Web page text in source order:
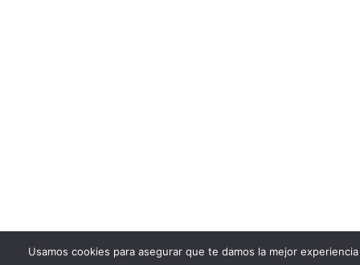
Usamos cookies para asegurar que te damos la mejor